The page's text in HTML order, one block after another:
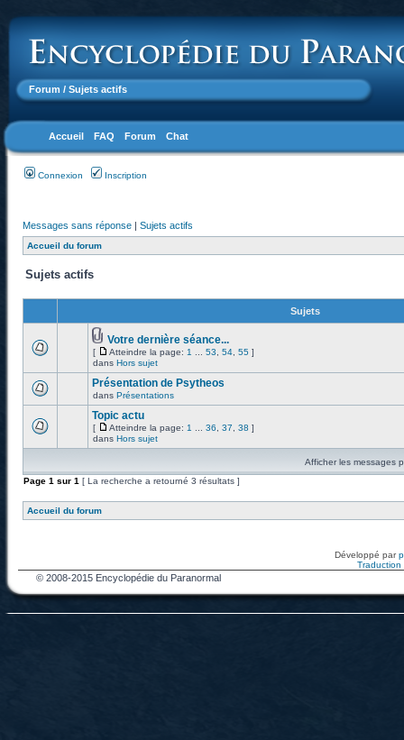
Forum / Sujets actifs
Accueil FAQ Forum Chat
Connexion Inscription
Messages sans réponse | Sujets actifs
Accueil du forum
Sujets actifs
Sujets
Votre dernière séance...
[ Atteindre la page: 1 53 54 55 ]
dans Hors sujet
Présentation de Psytheos
dans Présentations
Topic actu
[ Atteindre la page: 1 36 37 38 ]
dans Hors sujet
Afficher les messages
Page 1 sur 1 [ La recherche a retourné 3 résultats ]
Accueil du forum
Développé par
Traduction
© 2008-2015 Encyclopédie du Paranormal